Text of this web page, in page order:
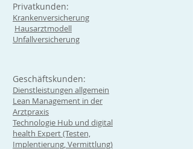
Privatkunden:
Krankenversicherung
Hausarztmodell
Unfallversicherung
Geschäftskunden:
Dienstleistungen allgemein
Lean Management in der
Arztpraxis
Technologie Hub und digital
health Expert (Testen,
Implentierung, Vermittlung)